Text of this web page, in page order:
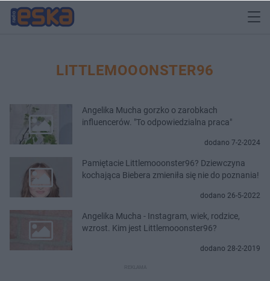
LITTLEMOOONSTER96
Angelika Mucha gorzko o zarobkach
influencerów. "To odpowiedzialna praca"
dodano 7-2-2024
Pamiętacie Littlemooonster96? Dziewczyna
kochająca Biebera zmieniła się nie do poznania!
dodano 26-5-2022
Angelika Mucha - Instagram, wiek, rodzice,
wzrost. Kim jest Littlemooonster96?
dodano 28-2-2019